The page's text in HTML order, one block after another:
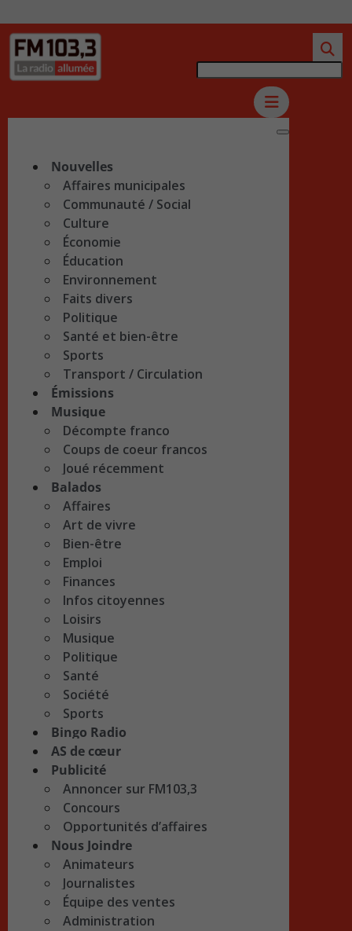
Nouvelles
Affaires municipales
Communauté / Social
Culture
Économie
Éducation
Environnement
Faits divers
Politique
Santé et bien-être
Sports
Transport / Circulation
Émissions
Musique
Décompte franco
Coups de coeur francos
Joué récemment
Balados
Affaires
Art de vivre
Bien-être
Emploi
Finances
Infos citoyennes
Loisirs
Musique
Politique
Santé
Société
Sports
Bingo Radio
AS de cœur
Publicité
Annoncer sur FM103,3
Concours
Opportunités d’affaires
Nous Joindre
Animateurs
Journalistes
Équipe des ventes
Administration